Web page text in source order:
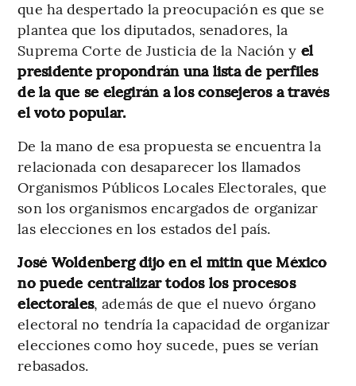
que ha despertado la preocupación es que se
plantea que los diputados, senadores, la
Suprema Corte de Justicia de la Nación y el
presidente propondrán una lista de perfiles
de la que se elegirán a los consejeros a través
el voto popular.
De la mano de esa propuesta se encuentra la
relacionada con desaparecer los llamados
Organismos Públicos Locales Electorales, que
son los organismos encargados de organizar
las elecciones en los estados del país.
José Woldenberg dijo en el mitin que México
no puede centralizar todos los procesos
electorales, además de que el nuevo órgano
electoral no tendría la capacidad de organizar
elecciones como hoy sucede, pues se verían
rebasados.